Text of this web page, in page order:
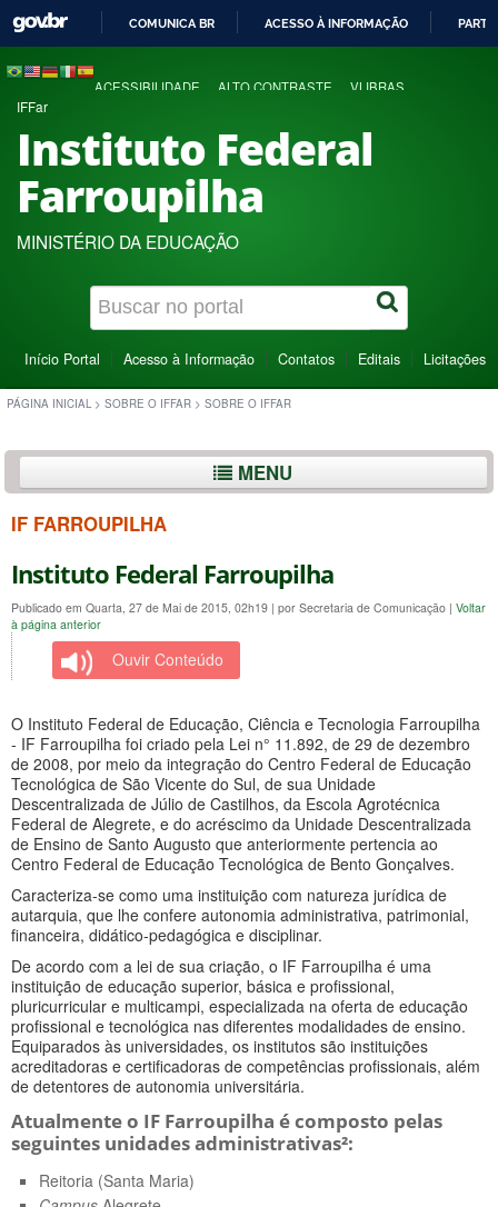
COMUNICA BR ACESSO À INFORMAÇÃO
ACESSIBILIDADE ALTO CONTRASTE VLIBRAS
IFFar
Instituto Federal
Farroupilha
MINISTÉRIO DA EDUCAÇÃO
Início Portal Acesso à Informação Contatos Editais Licitações
PÁGINA INICIAL > SOBRE O IFFAR > SOBRE O IFFAR
MENU
IF FARROUPILHA
Instituto Federal Farroupilha
Publicado em Quarta, 27 de Mai de 2015, 02h19 | por Secretaria de Comunicação | Voltar
à página anterior
Ouvir Conteúdo
O Instituto Federal de Educação, Ciência e Tecnologia Farroupilha
- IF Farroupilha foi criado pela Lei n° 11.892, de 29 de dezembro
de 2008, por meio da integração do Centro Federal de Educação
Tecnológica de São Vicente do Sul, de sua Unidade
Descentralizada de Júlio de Castilhos, da Escola Agrotécnica
Federal de Alegrete, e do acréscimo da Unidade Descentralizada
de Ensino de Santo Augusto que anteriormente pertencia ao
Centro Federal de Educação Tecnológica de Bento Gonçalves.
Caracteriza-se como uma instituição com natureza jurídica de
autarquia, que lhe confere autonomia administrativa, patrimonial,
financeira, didático-pedagógica e disciplinar.
De acordo com a lei de sua criação, o IF Farroupilha é uma
instituição de educação superior, básica e profissional,
pluricurricular e multicampi, especializada na oferta de educação
profissional e tecnológica nas diferentes modalidades de ensino.
Equiparados às universidades, os institutos são instituições
acreditadoras e certificadoras de competências profissionais, além
de detentores de autonomia universitária.
Atualmente o IF Farroupilha é composto pelas
seguintes unidades administrativas²:
Reitoria (Santa Maria)